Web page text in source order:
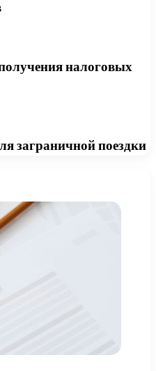
налоговых
заграничной поездки